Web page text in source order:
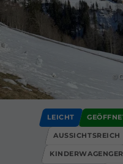
©
LEICHT
AUSSICHTSREICH